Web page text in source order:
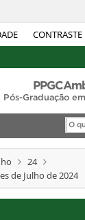
CONTRASTE
Pós-Graduação
24
de Julho de 2024